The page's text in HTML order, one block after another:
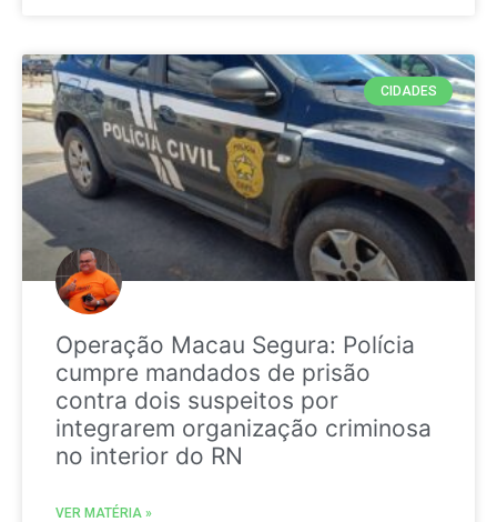
CIDADES
Operação Macau Segura: Polícia
cumpre mandados de prisão
contra dois suspeitos por
integrarem organização criminosa
no interior do RN
VER MATÉRIA »